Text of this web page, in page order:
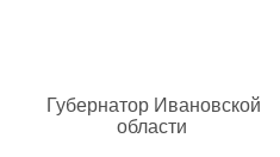
Губернатор Ивановской
области